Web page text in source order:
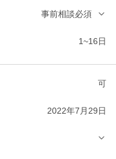
事前相談必須
1~16日
可
2022年7月29日